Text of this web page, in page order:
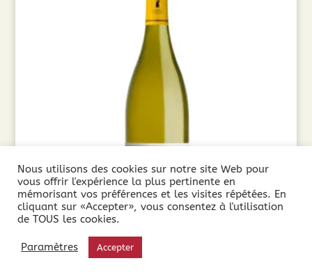
Domaine Martinolles Chardonnay (75cl) 2024
Nous utilisons des cookies sur notre site Web pour
vous offrir l'expérience la plus pertinente en
mémorisant vos préférences et les visites répétées. En
cliquant sur «Accepter», vous consentez à l'utilisation
de TOUS les cookies.
Paramètres Accepter